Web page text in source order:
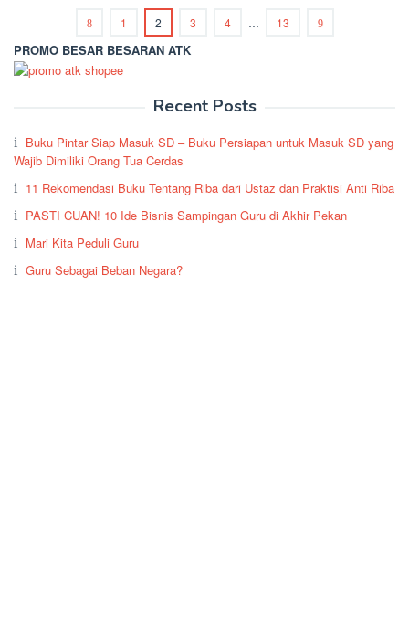
1 2 3 4 … 13
PROMO BESAR BESARAN ATK
Recent Posts
Buku Pintar Siap Masuk SD – Buku Persiapan untuk Masuk SD yang
Wajib Dimiliki Orang Tua Cerdas
11 Rekomendasi Buku Tentang Riba dari Ustaz dan Praktisi Anti Riba
PASTI CUAN! 10 Ide Bisnis Sampingan Guru di Akhir Pekan
Mari Kita Peduli Guru
Guru Sebagai Beban Negara?